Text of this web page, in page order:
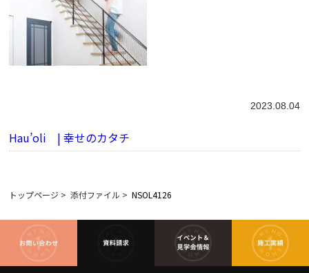
2023.08.04
Hau’oli | 幸せのカタチ
トップページ > 添付ファイル > NSOL4126